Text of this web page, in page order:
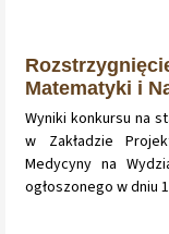
Matematyki i
Wyniki konkursu na
w Zakładzie
Medycyny na
ogłoszonego w dniu